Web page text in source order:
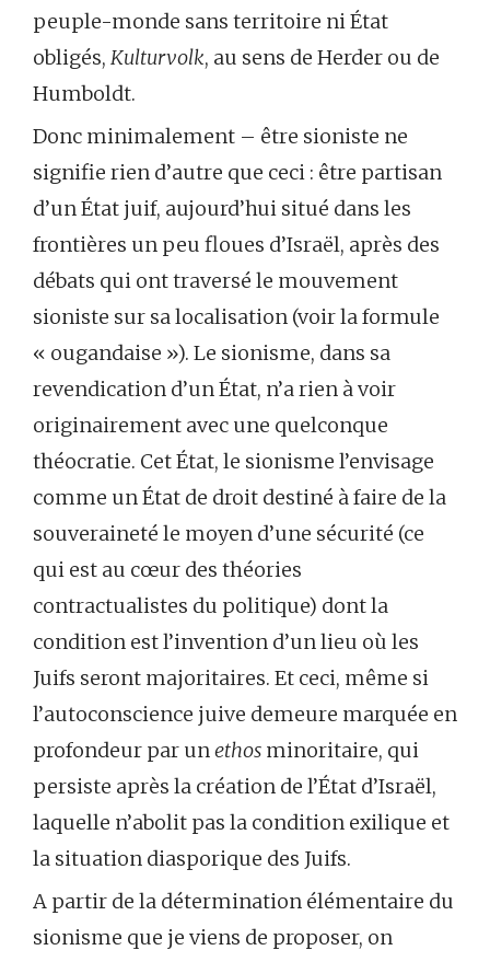
peuple-monde sans territoire ni État
obligés, Kulturvolk, au sens de Herder ou de
Humboldt.
Donc minimalement – être sioniste ne
signifie rien d’autre que ceci : être partisan
d’un État juif, aujourd’hui situé dans les
frontières un peu floues d’Israël, après des
débats qui ont traversé le mouvement
sioniste sur sa localisation (voir la formule
« ougandaise »). Le sionisme, dans sa
revendication d’un État, n’a rien à voir
originairement avec une quelconque
théocratie. Cet État, le sionisme l’envisage
comme un État de droit destiné à faire de la
souveraineté le moyen d’une sécurité (ce
qui est au cœur des théories
contractualistes du politique) dont la
condition est l’invention d’un lieu où les
Juifs seront majoritaires. Et ceci, même si
l’autoconscience juive demeure marquée en
profondeur par unethos minoritaire, qui
persiste après la création de l’État d’Israël,
laquelle n’abolit pas la condition exilique et
la situation diasporique des Juifs.
A partir de la détermination élémentaire du
sionisme que je viens de proposer, on